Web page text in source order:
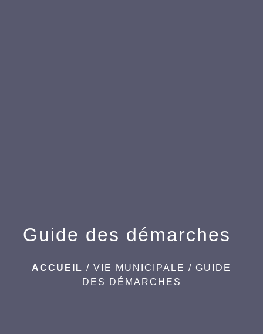
Guide des démarches
ACCUEIL / VIE MUNICIPALE / GUIDE
DES DÉMARCHES